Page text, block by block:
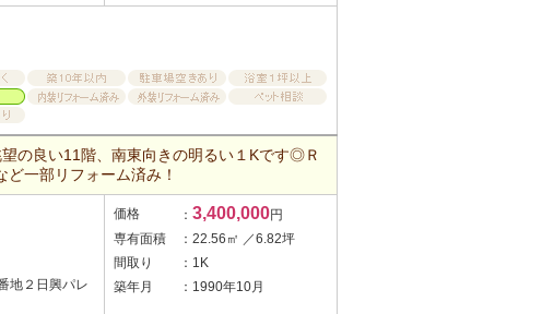
の良い11階、南東向きの明るい１Kです◎Ｒ
一部リフォーム済み！
地２日興パレ
価格 ： 3,400,000円
専有面積
：22.56㎡ ／6.82坪
間取り
：1K
築年月
：1990年10月